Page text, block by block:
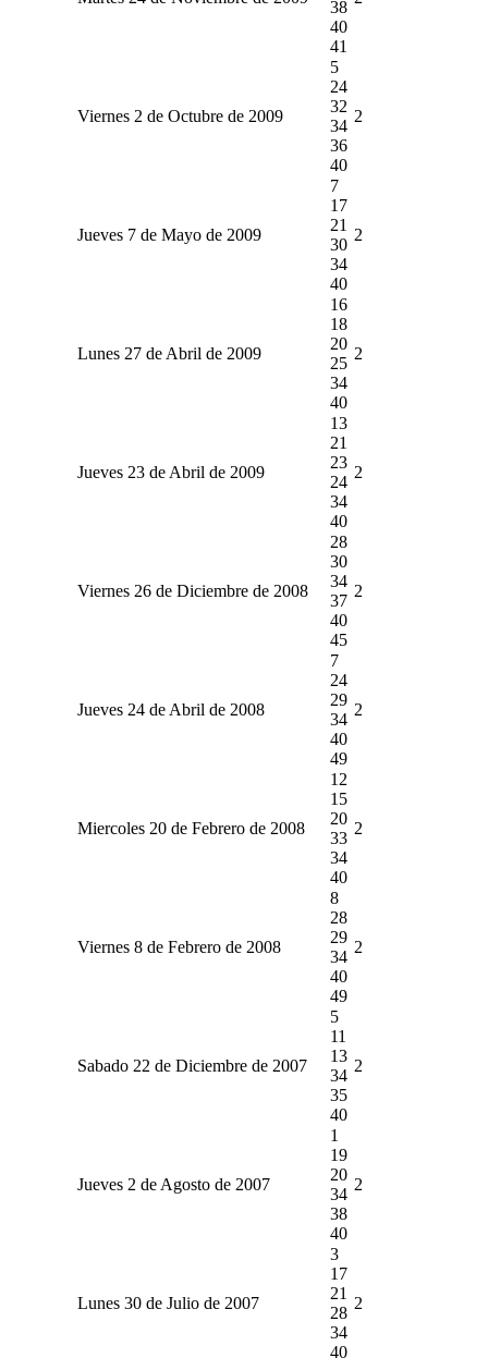
38
40
41
Viernes 2 de Octubre de 2009
5
24
32
34
36
40
2
Jueves 7 de Mayo de 2009
7
17
21
30
34
40
2
Lunes 27 de Abril de 2009
16
18
20
25
34
40
2
Jueves 23 de Abril de 2009
13
21
23
24
34
40
2
Viernes 26 de Diciembre de 2008
28
30
34
37
40
45
2
Jueves 24 de Abril de 2008
7
24
29
34
40
49
2
Miercoles 20 de Febrero de 2008
12
15
20
33
34
40
2
Viernes 8 de Febrero de 2008
8
28
29
34
40
49
2
Sabado 22 de Diciembre de 2007
5
11
13
34
35
40
2
Jueves 2 de Agosto de 2007
1
19
20
34
38
40
2
Lunes 30 de Julio de 2007
3
17
21
28
34
40
2